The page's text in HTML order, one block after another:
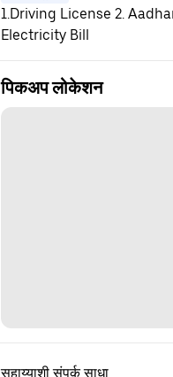
1.Driving License 2.
Electricity Bill
पिकअप लोकेशन
सहाय्याशी संपर्क साधा